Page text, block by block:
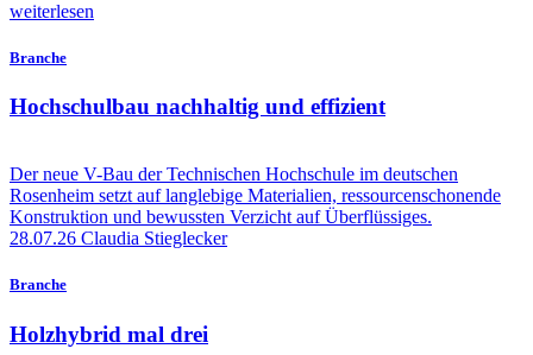
weiterlesen
Branche
Hochschulbau nachhaltig und effizient
Der neue V-Bau der Technischen Hochschule im deutschen
Rosenheim setzt auf langlebige Materialien, ressourcenschonende
Konstruktion und bewussten Verzicht auf Überflüssiges.
28.07.26 Claudia Stieglecker
Branche
Holzhybrid mal drei